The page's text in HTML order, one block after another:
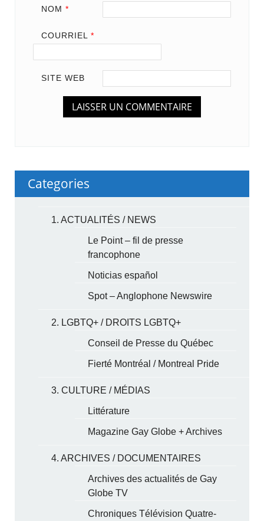
NOM *
COURRIEL *
SITE WEB
Categories
1. ACTUALITÉS / NEWS
Le Point – fil de presse
francophone
Noticias español
Spot – Anglophone Newswire
2. LGBTQ+ / DROITS LGBTQ+
Conseil de Presse du Québec
Fierté Montréal / Montreal Pride
3. CULTURE / MÉDIAS
Littérature
Magazine Gay Globe + Archives
4. ARCHIVES / DOCUMENTAIRES
Archives des actualités de Gay
Globe TV
Chroniques Télévision Quatre-